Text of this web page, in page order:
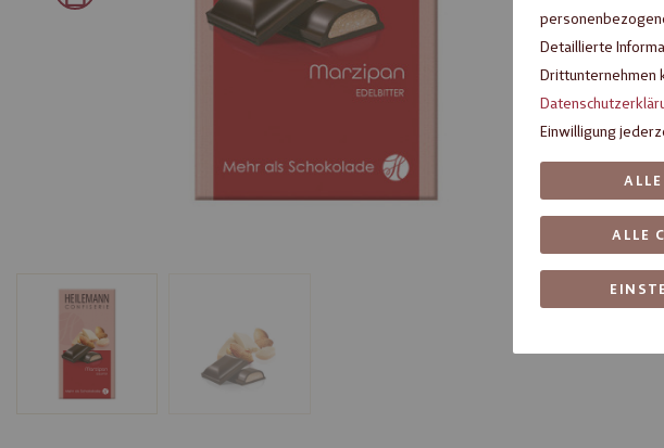
Detaillierte
Drittunternehmen
Einwilligung
ALLE